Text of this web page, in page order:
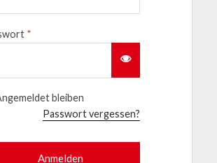
*
bleiben
Passwort vergessen?
Anmelden